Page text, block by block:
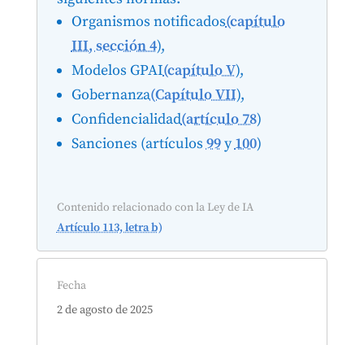
Organismos notificados(capítulo
III, sección 4),
Modelos GPAI(capítulo V),
Gobernanza(Capítulo VII),
Confidencialidad(artículo 78)
Sanciones (artículos99y100)
Contenido relacionado con la Ley de IA
Artículo 113, letra b)
Fecha
2 de agosto de 2025